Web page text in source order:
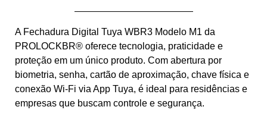
A Fechadura Digital Tuya WBR3 Modelo M1 da
PROLOCKBR® oferece tecnologia, praticidade e
proteção em um único produto. Com abertura por
biometria, senha, cartão de aproximação, chave física e
conexão Wi-Fi via App Tuya, é ideal para residências e
empresas que buscam controle e segurança.